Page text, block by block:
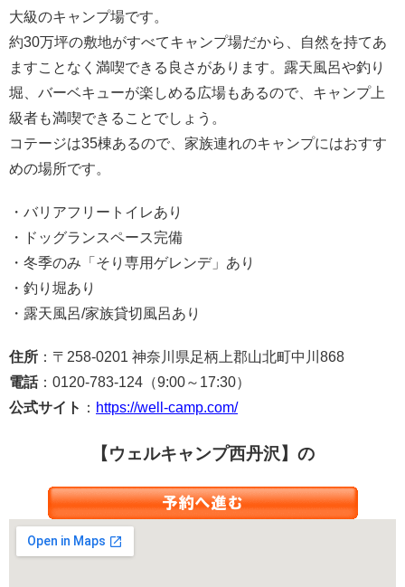
大級のキャンプ場です。
約30万坪の敷地がすべてキャンプ場だから、自然を持てあ
ますことなく満喫できる良さがあります。露天風呂や釣り
堀、バーベキューが楽しめる広場もあるので、キャンプ上
級者も満喫できることでしょう。
コテージは35棟あるので、家族連れのキャンプにはおすす
めの場所です。
・バリアフリートイレあり
・ドッグランスペース完備
・冬季のみ「そり専用ゲレンデ」あり
・釣り堀あり
・露天風呂/家族貸切風呂あり
住所 ：〒258-0201 神奈川県足柄上郡山北町中川 868
電話：0120-783-124（9:00～17:30）
公式サイト ： https://well-camp.com/
【ウェルキャンプ西丹沢】の